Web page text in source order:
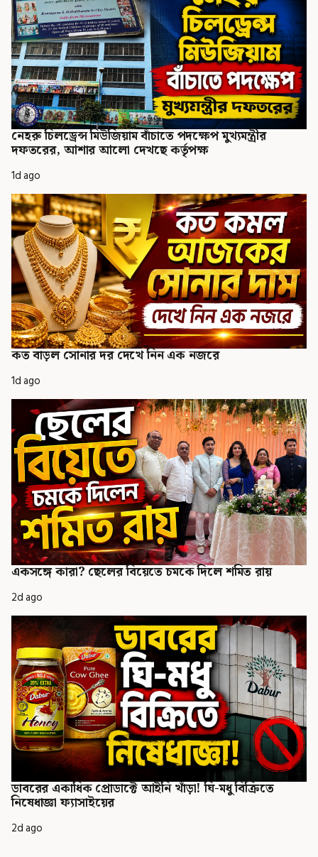
নেহরু চিলড্রেন্স মিউজিয়াম বাঁচাতে পদক্ষেপ মুখ্যমন্ত্রীর
দফতরের, আশার আলো দেখছে কর্তৃপক্ষ
1d ago
কত বাড়ল সোনার দর দেখে নিন এক নজরে
1d ago
একসঙ্গে কারা? ছেলের বিয়েতে চমকে দিলে শমিত রায়
2d ago
ডাবরের একাধিক প্রোডাক্টে আইনি খাঁড়া! ঘি-মধু বিক্রিতে
নিষেধাজ্ঞা ফ্যাসাইয়ের
2d ago